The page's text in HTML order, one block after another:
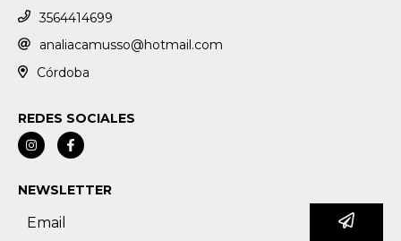
3564414699
analiacamusso@hotmail.com
Córdoba
REDES SOCIALES
NEWSLETTER